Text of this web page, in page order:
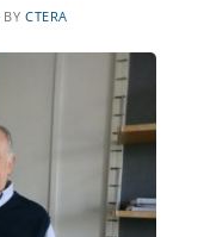
BY CTERA